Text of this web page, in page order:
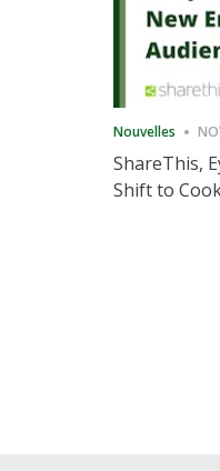
Nouvelles
ShareThis,
Shift to